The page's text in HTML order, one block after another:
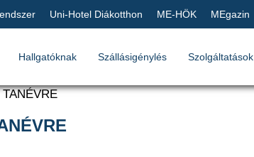
Uni-Hotel Diákotthon ME-HÖK MEgazin
Hallgatóknak Szállásigénylés Szolgáltatások